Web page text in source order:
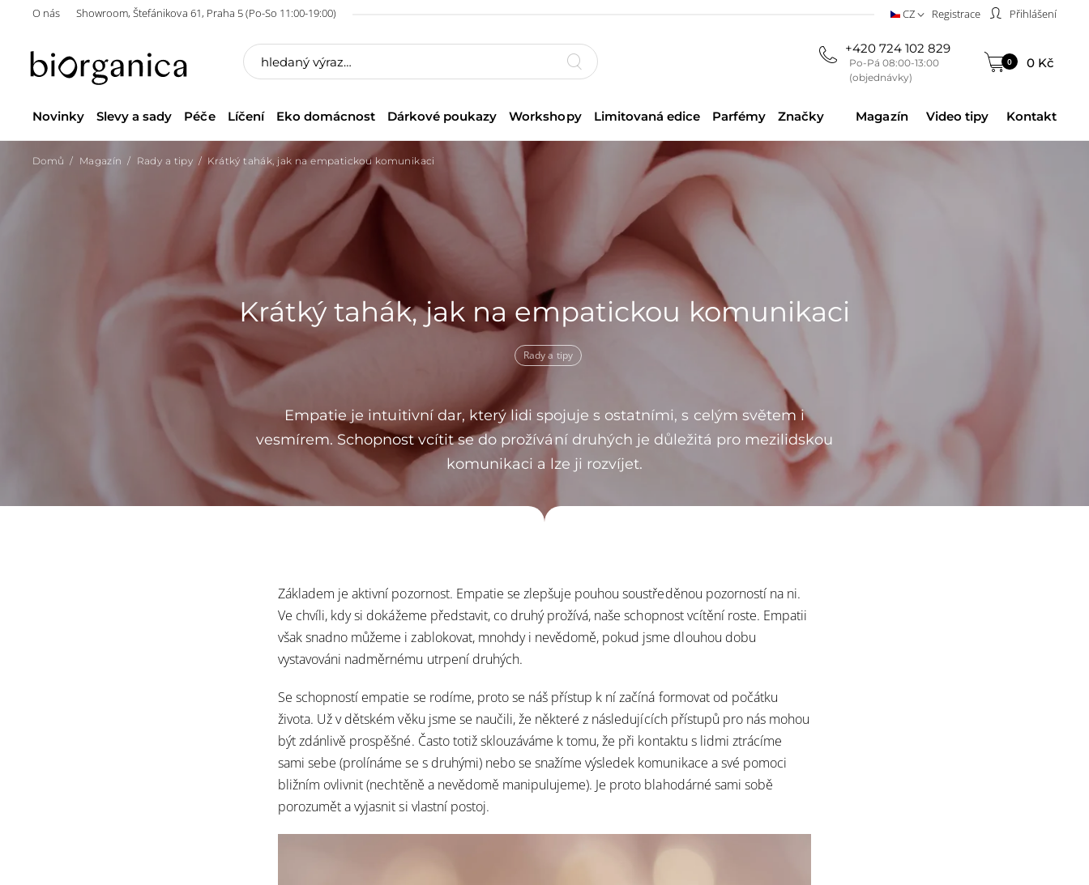
O nás Showroom, Štefánikova 61, Praha 5 (Po-So 11:00-19:00) CZ Registrace Přihlášení
+420 724 102 829
Po-Pá 08:00-13:00
(objednávky)
0 0 Kč
Novinky Slevy a sady Péče Líčení Eko domácnost Dárkové poukazy Workshopy Limitovaná edice Parfémy Značky Magazín Video tipy Kontakt
Domů Magazín Rady a tipy Krátký tahák, jak na empatickou komunikaci
Krátký tahák, jak na empatickou komunikaci
Rady a tipy
Empatie je intuitivní dar, který lidi spojuje s ostatními, s celým světem i
vesmírem. Schopnost vcítit se do prožívání druhých je důležitá pro mezilidskou
komunikaci a lze ji rozvíjet.
Základem je aktivní pozornost. Empatie se zlepšuje pouhou soustředěnou pozorností na ni.
Ve chvíli, kdy si dokážeme představit, co druhý prožívá, naše schopnost vcítění roste. Empatii
však snadno můžeme i zablokovat, mnohdy i nevědomě, pokud jsme dlouhou dobu
vystavováni nadměrnému utrpení druhých.
Se schopností empatie se rodíme, proto se náš přístup k ní začíná formovat od počátku
života. Už v dětském věku jsme se naučili, že některé z následujících přístupů pro nás mohou
být zdánlivě prospěšné. Často totiž sklouzáváme k tomu, že při kontaktu s lidmi ztrácíme
sami sebe (prolínáme se s druhými) nebo se snažíme výsledek komunikace a své pomoci
bližním ovlivnit (nechtěně a nevědomě manipulujeme). Je proto blahodárné sami sobě
porozumět a vyjasnit si vlastní postoj.